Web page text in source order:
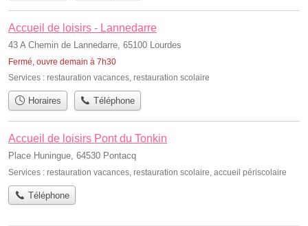
Accueil de loisirs - Lannedarre
43 A Chemin de Lannedarre, 65100 Lourdes
Fermé, ouvre demain à 7h30
Services : restauration vacances, restauration scolaire
Horaires Téléphone
Accueil de loisirs Pont du Tonkin
Place Huningue, 64530 Pontacq
Services : restauration vacances restauration scolaire accueil périscolaire
Téléphone